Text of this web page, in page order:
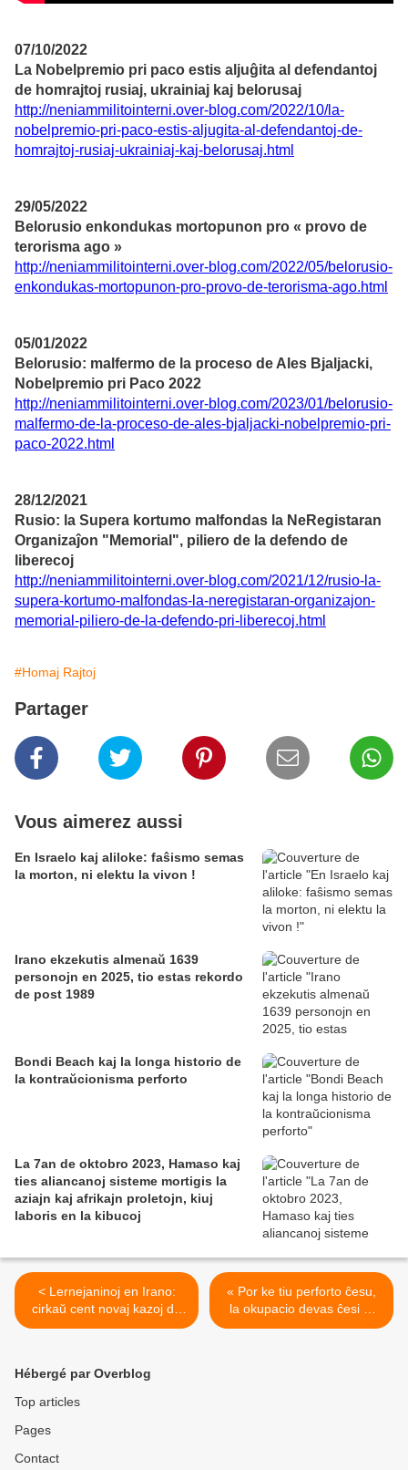
07/10/2022
La Nobelpremio pri paco estis aljuĝita al defendantoj
de homrajtoj rusiaj, ukrainiaj kaj belorusaj
http://neniammilitointerni.over-blog.com/2022/10/la-
nobelpremio-pri-paco-estis-aljugita-al-defendantoj-de-
homrajtoj-rusiaj-ukrainiaj-kaj-belorusaj.html
29/05/2022
Belorusio enkondukas mortopunon pro « provo de
terorisma ago »
http://neniammilitointerni.over-blog.com/2022/05/belorusio-
enkondukas-mortopunon-pro-provo-de-terorisma-ago.html
05/01/2022
Belorusio: malfermo de la proceso de Ales Bjaljacki,
Nobelpremio pri Paco 2022
http://neniammilitointerni.over-blog.com/2023/01/belorusio-
malfermo-de-la-proceso-de-ales-bjaljacki-nobelpremio-pri-
paco-2022.html
28/12/2021
Rusio: la Supera kortumo malfondas la NeRegistaran
Organizaĵon "Memorial", piliero de la defendo de
liberecoj
http://neniammilitointerni.over-blog.com/2021/12/rusio-la-
supera-kortumo-malfondas-la-neregistaran-organizajon-
memorial-piliero-de-la-defendo-pri-liberecoj.html
#Homaj Rajtoj
Partager
Vous aimerez aussi
En Israelo kaj aliloke: faŝismo semas
la morton, ni elektu la vivon !
Irano ekzekutis almenaŭ 1639
personojn en 2025, tio estas rekordo
de post 1989
Bondi Beach kaj la longa historio de
la kontraŭcionisma perforto
La 7an de oktobro 2023, Hamaso kaj
ties aliancanoj sisteme mortigis la
aziajn kaj afrikajn proletojn, kiuj
laboris en la kibucoj
< Lernejaninoj en Irano:
cirkaŭ cent novaj kazoj de
veneniĝo
« Por ke tiu perforto ĉesu,
la okupacio devas ĉesi »:
La Alta Komisiito de
Hébergé par Overblog
Top articles
Pages
Contact